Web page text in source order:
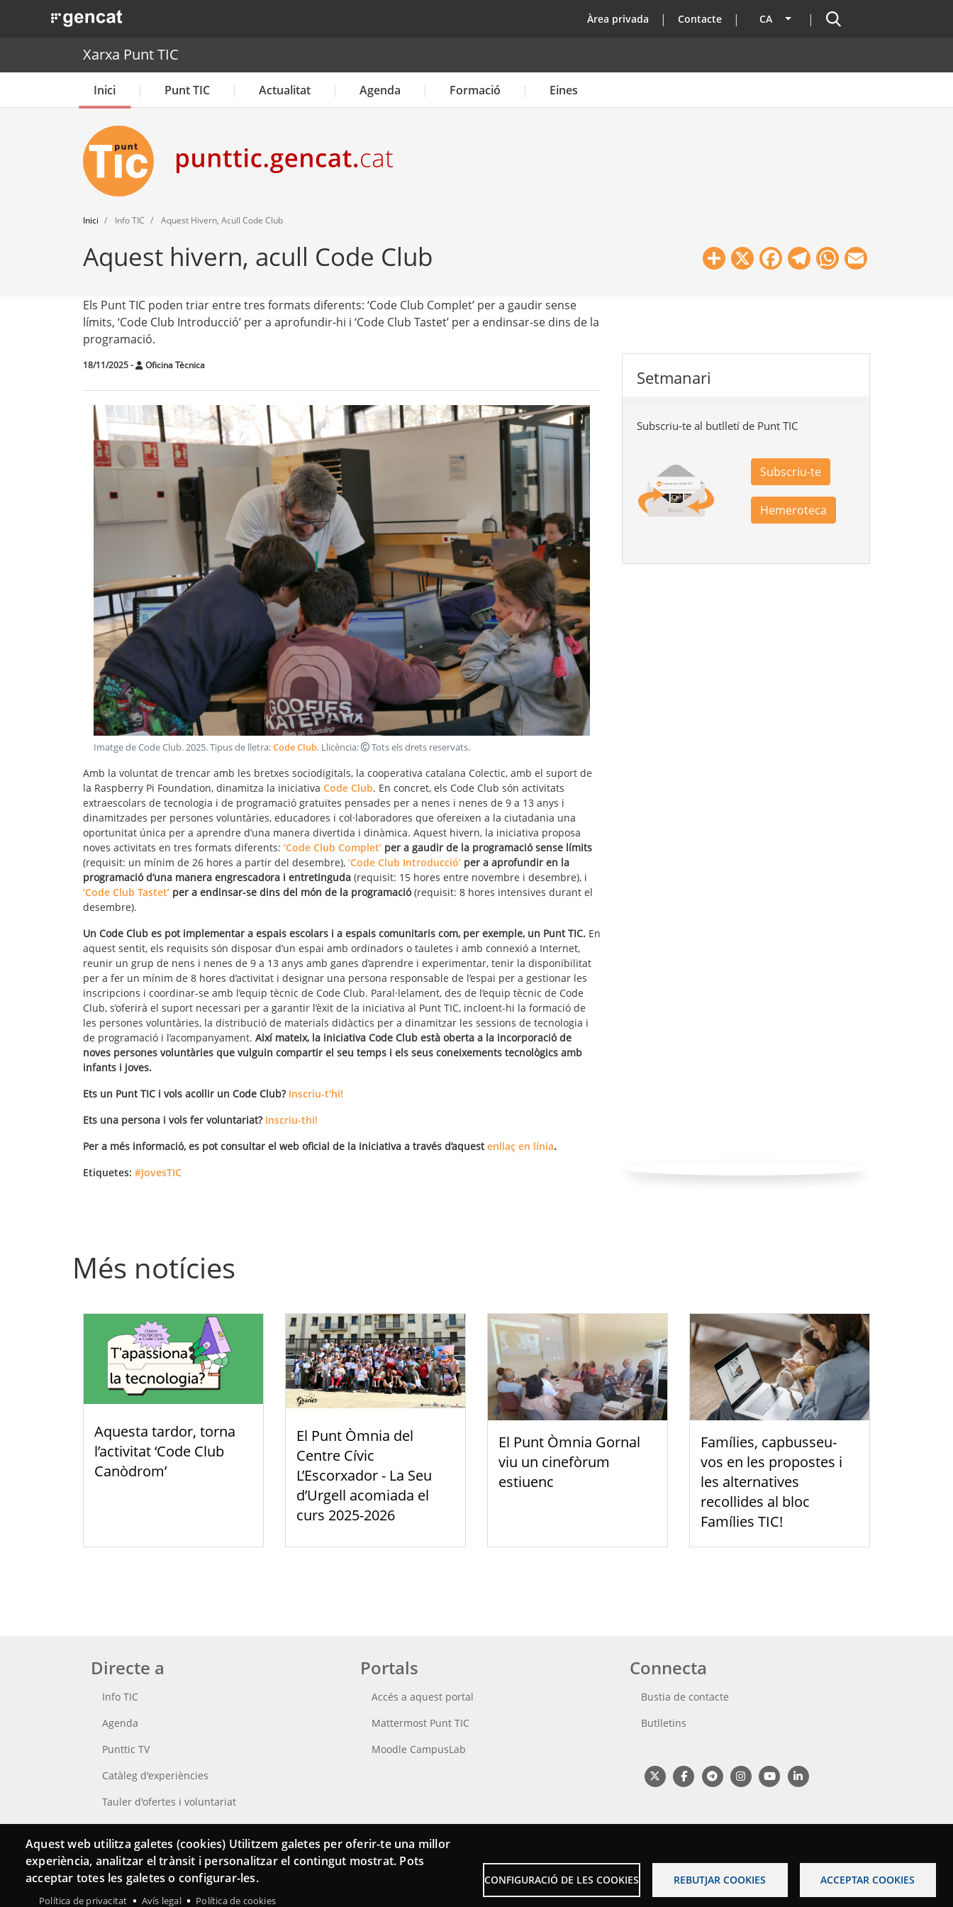
. Obre en una nova finestra. top
Àrea privada Contacte CA Llista les accions addicionals
Cercador
Xarxa Punt TIC
Inici Punt TIC Actualitat Agenda Formació Eines
Inici Info TIC Aquest Hivern, Acull Code Club
Aquest hivern, acull Code Club Share
X Facebook
Telegram
WhatsApp
Els Punt TIC poden triar entre tres formats diferents: ‘Code Club Complet’ per a gaudir sense
límits, ‘Code Club Introducció’ per a aprofundir-hi i ‘Code Club Tastet’ per a endinsar-se dins de la
programació.
18/11/2025- Oficina Tècnica
Imatge de Code Club.2025. Tipus de lletra:Code Club. Llicència: Tots els drets reservats.
Amb la voluntat de trencar amb les bretxes sociodigitals, la cooperativa catalana Colectic, amb el suport de
la Raspberry Pi Foundation, dinamitza la iniciativa Code Club. En concret, els Code Club són activitats
extraescolars de tecnologia i de programació gratuïtes pensades per a nenes i nenes de 9 a 13 anys i
dinamitzades per persones voluntàries, educadores i col·laboradores que ofereixen a la ciutadania una
oportunitat única per a aprendre d’una manera divertida i dinàmica. Aquest hivern, la iniciativa proposa
noves activitats en tres formats diferents: ‘Code Club Complet’ per a gaudir de la programació sense límits
(requisit: un mínim de 26 hores a partir del desembre), ‘Code Club Introducció’ per a aprofundir en la
programació d’una manera engrescadora i entretinguda (requisit: 15 hores entre novembre i desembre), i
‘Code Club Tastet’ per a endinsar-se dins del món de la programació(requisit: 8 hores intensives durant el
desembre).
Un Code Club es pot implementar a espais escolars i a espais comunitaris com, per exemple, un Punt TIC. En
aquest sentit, els requisits són disposar d’un espai amb ordinadors o tauletes i amb connexió a Internet,
reunir un grup de nens i nenes de 9 a 13 anys amb ganes d’aprendre i experimentar, tenir la disponibilitat
per a fer un mínim de 8 hores d’activitat i designar una persona responsable de l’espai per a gestionar les
inscripcions i coordinar-se amb l’equip tècnic de Code Club. Paral·lelament, des de l’equip tècnic de Code
Club, s’oferirà el suport necessari per a garantir l’èxit de la iniciativa al Punt TIC, incloent-hi la formació de
les persones voluntàries, la distribució de materials didàctics per a dinamitzar les sessions de tecnologia i
de programació i l’acompanyament. Així mateix, la iniciativa Code Club està oberta a la incorporació de
noves persones voluntàries que vulguin compartir el seu temps i els seus coneixements tecnològics amb
infants i joves.
Ets un Punt TIC i vols acollir un Code Club? Inscriu-t'hi!
Ets una persona i vols fer voluntariat? Inscriu-thi!
Per a més informació, es pot consultar el web oficial de la iniciativa a través d’aquestenllaç en línia.
Etiquetes: #JovesTIC
Setmanari
Subscriu-te al butlletí de Punt TIC
Subscriu-te
Hemeroteca
Més notícies
Aquesta tardor, torna
l’activitat ‘Code Club
Canòdrom’
El Punt Òmnia del
Centre Cívic
L’Escorxador - La Seu
d’Urgell acomiada el
curs 2025-2026
El Punt Òmnia Gornal
viu un cinefòrum
estiuenc
Famílies, capbusseu-
vos en les propostes i
les alternatives
recollides al bloc
Famílies TIC!
Directe a
Info TIC
Agenda
Punttic TV
Catàleg d'experiències
Tauler d'ofertes i voluntariat
Cerca el teu Punt TIC
Portals
Accés a aquest portal
Mattermost Punt TIC
Moodle CampusLab
Connecta
Bustia de contacte
Butlletins
Aquest web utilitza galetes (cookies) Utilitzem galetes per oferir-te una millor
experiència, analitzar el trànsit i personalitzar el contingut mostrat. Pots
acceptar totes les galetes o configurar-les.
Política de privacitat Avís legal Política de cookies
CONFIGURACIÓ DE LES COOKIES REBUTJAR COOKIES ACCEPTAR COOKIES